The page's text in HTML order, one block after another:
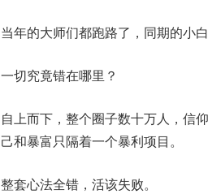
当年的大师们都跑路了，同期的小
一切究竟错在哪里？
自上而下，整个圈子数十万人，信
己和暴富只隔着一个暴利项目。
整套心法全错，活该失败。